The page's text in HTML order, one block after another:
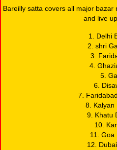
Bareilly satta covers all major
and live
1. Delhi
2. shri
3.
4.
5.
6.
7.
8. Kalyan
9. Khatu
10.
11. Goa
12.